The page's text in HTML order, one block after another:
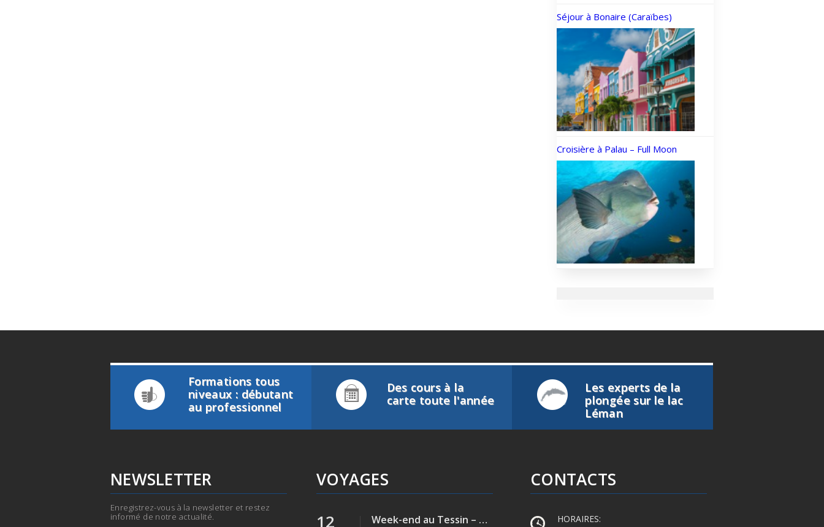
Séjour à Bonaire (Caraïbes)
Croisière à Palau – Full Moon
Formations tous
niveaux : débutant
au professionnel
Des cours à la
carte toute l'année
Les experts de la
plongée sur le lac
Léman
NEWSLETTER
Enregistrez-vous à la newsletter et restez
informé de notre actualité.
VOYAGES
12
Week-end au Tessin – Verzasca (Rivière)
CONTACTS
HORAIRES: